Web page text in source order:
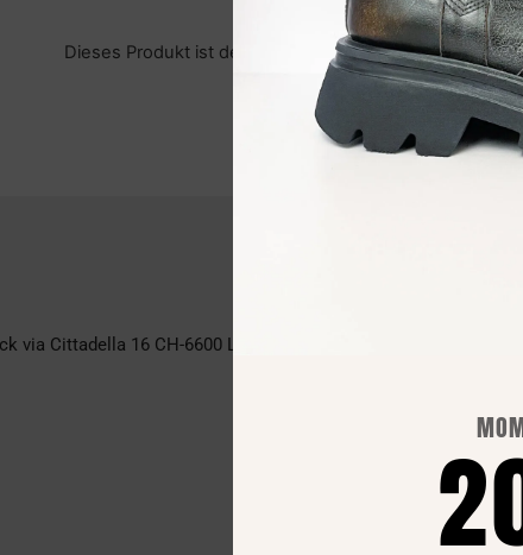
Dieses Produkt ist derzeit nicht vorrätig und nicht
via Cittadella 16 CH-6600 Locarno